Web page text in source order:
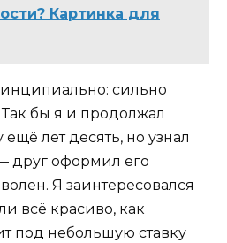
Картинка для
сильно
бы я и продолжал
лет десять, но узнал
друг оформил его
Я заинтересовался
всё красиво, как
под небольшую ставку